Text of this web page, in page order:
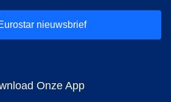
nieuwsbrief
Onze App